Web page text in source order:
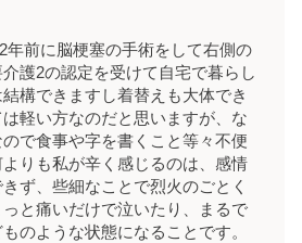
年前に脳梗塞の手術をして右側の
護2の認定を受けて自宅で暮らし
構できますし着替えも大体でき
軽い方なのだと思いますが、な
で食事や字を書くこと等々不便
りも私が辛く感じるのは、感情
ず、些細なことで烈火のごとく
と痛いだけで泣いたり、まるで
のような状態になることです。